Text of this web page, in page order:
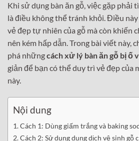
Khi sử dụng bàn ăn gỗ, việc gặp phải
là điều không thể tránh khỏi. Điều
vẻ đẹp tự nhiên của gỗ mà còn khiến
nên kém hấp dẫn. Trong bài viết này,
phá nhữngcách xử lý bàn ăn gỗ bị ố
giản để bạn có thể duy trì vẻ đẹp của
này.
Nội dung
Cách 1: Dùng giấm trắng và baking
Cách 2: Sử dụng dung dịch vệ sinh gỗ